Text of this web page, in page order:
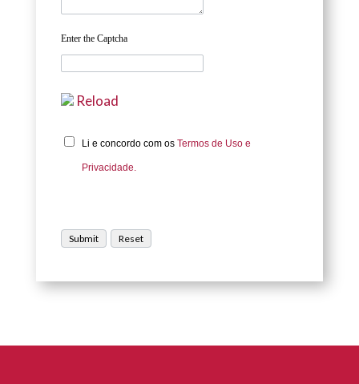
Enter the Captcha
Reload
Li e concordo com os Termos de Uso e
Privacidade.